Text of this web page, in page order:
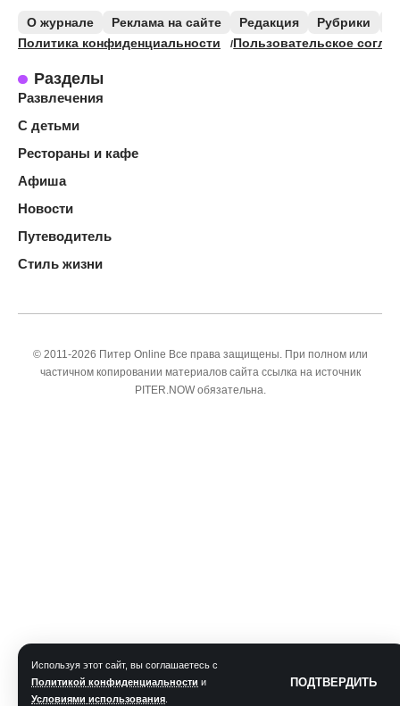
Используя этот сайт, вы соглашаетесь с
Политикой конфиденциальности и
Условиями использования
ПОДТВЕРДИТЬ
О журнале Реклама на сайте Редакция Рубрики
Политика конфиденциальности
Пользовательское
Разделы
Развлечения
С детьми
Рестораны и кафе
Афиша
Новости
Путеводитель
Стиль жизни
© 2011-2026 Питер Online Все права защищены. При полном или
частичном копировании материалов сайта ссылка на источник
PITER.NOW обязательна.